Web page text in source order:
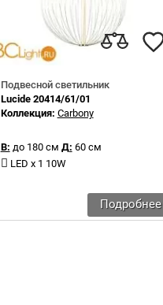
Подвесной светильник
Lucide 20414/61/01
Коллекция: Carbony
В: до 180 см Д: 60 см
LED x 1 10W
Подробнее